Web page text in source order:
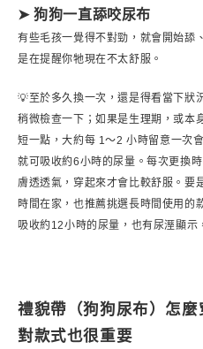
➤ 狗狗一直舔咬尿布
有些毛孩一覺得不對勁，就會開始舔
是在提醒你牠現在不太舒服。
💡至於多久換一次，還是得看當下狀
稍微檢查一下；如果是生理期，或本
短一點，大約每 1～2 小時留意一次
就可吸收約6小時的尿量。每次更換
膚透透氣，穿起來才會比較舒服。要
時間在家，也推薦挑選長時間使用的
吸收約12小時的尿量，也有尿溼顯示
禮貌帶（狗狗尿布）怎
對款式也很重要